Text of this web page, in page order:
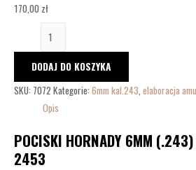
170,00 zł
DODAJ DO KOSZYKA
SKU: 7072 Kategorie: 6mm kal.243, elaboracja
Opis
POCISKI HORNADY 6MM
2453